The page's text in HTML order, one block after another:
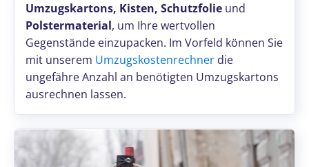
Umzugskartons, Kisten, Schutzfolie und
Polstermaterial, um Ihre wertvollen
Gegenstände einzupacken. Im Vorfeld können Sie
mit unserem Umzugskostenrechner die
ungefähre Anzahl an benötigten Umzugskartons
ausrechnen lassen.